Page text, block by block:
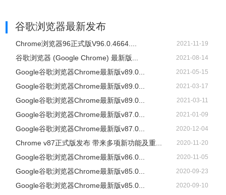
谷歌浏览器最新发布
Chrome浏览器96正式版V96.0.4664.... 2021-11-19
谷歌浏览器 (Google Chrome) 最新版... 2021-08-14
Google谷歌浏览器Chrome最新版v89.0... 2021-05-15
Google谷歌浏览器Chrome最新版v89.0... 2021-03-17
Google谷歌浏览器Chrome最新版v89.0... 2021-03-11
Google谷歌浏览器Chrome最新版v87.0... 2021-01-09
Google谷歌浏览器Chrome最新版v87.0... 2020-12-04
Chrome v87正式版发布 带来多项新功能及重... 2020-11-20
Google谷歌浏览器Chrome最新版v86.0... 2020-11-05
Google谷歌浏览器Chrome最新版v85.0... 2020-09-23
Google谷歌浏览器Chrome最新版v85.0... 2020-09-10